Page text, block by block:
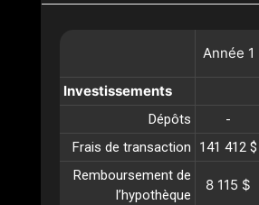
Année 1
Investissements
Dépôts -
Frais de transaction
141 412 $
Remboursement de
l’hypothèque
8 115 $